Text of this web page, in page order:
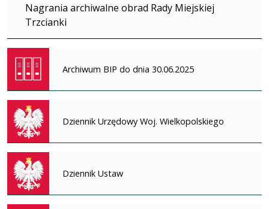
Nagrania archiwalne obrad Rady Miejskiej
Trzcianki
Archiwum BIP do dnia 30.06.2025
Dziennik Urzędowy Woj. Wielkopolskiego
Dziennik Ustaw